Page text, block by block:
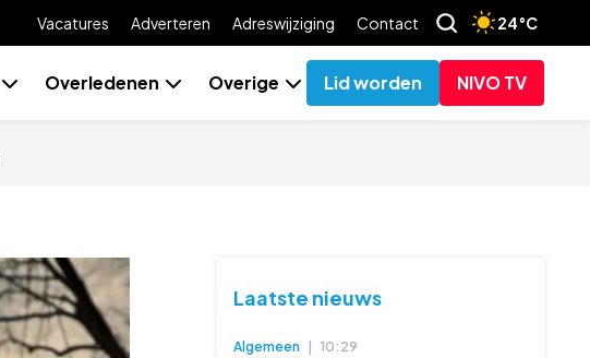
Vacatures Adverteren Adreswijziging Contact 24°C
Overledenen Overige Lid worden NIVO TV
Laatste nieuws
Algemeen 10:29